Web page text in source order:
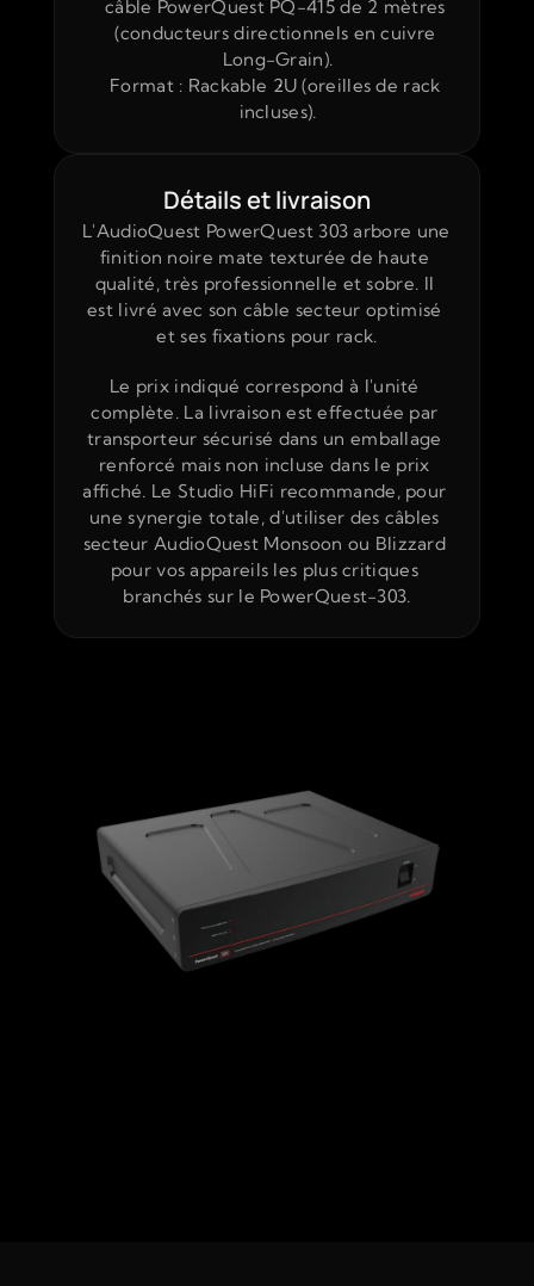
câble PowerQuest PQ-415 de 2 mètres
(conducteurs directionnels en cuivre
Long-Grain).
Format : Rackable 2U (oreilles de rack
incluses).
L'AudioQuest PowerQuest 303 arbore une
finition noire mate texturée de haute
qualité, très professionnelle et sobre. Il
est livré avec son câble secteur optimisé
et ses fixations pour rack.
Le prix indiqué correspond à l'unité
complète. La livraison est effectuée par
transporteur sécurisé dans un emballage
renforcé mais non incluse dans le prix
affiché. Le Studio HiFi recommande, pour
une synergie totale, d'utiliser des câbles
secteur AudioQuest Monsoon ou Blizzard
pour vos appareils les plus critiques
branchés sur le PowerQuest-303.
Détails et livraison